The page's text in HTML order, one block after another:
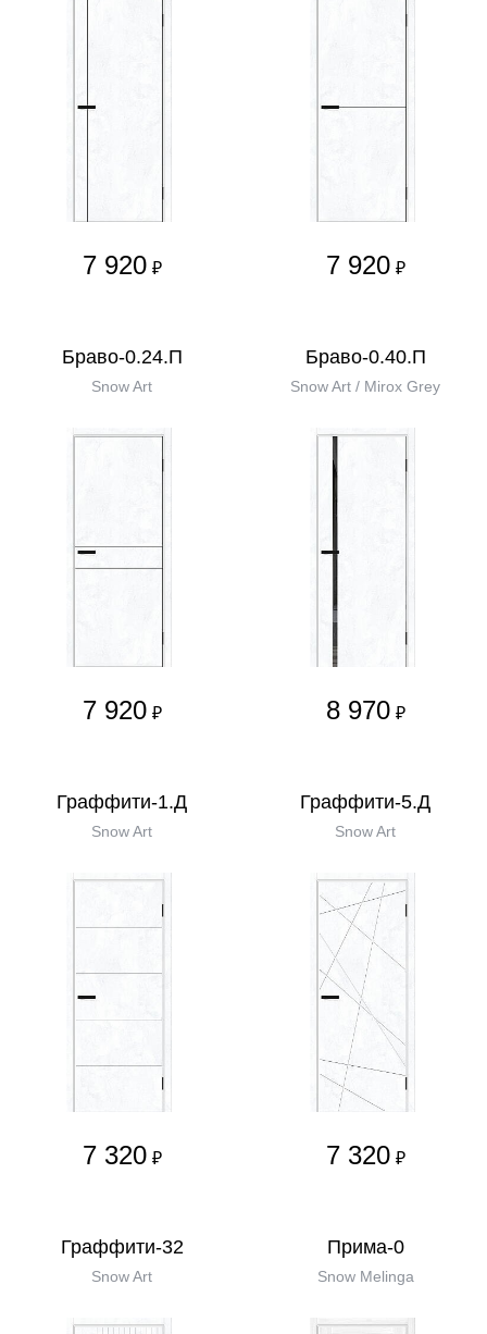
7 920 ₽ 7 920 ₽
Браво-0.24.П
Snow Art
7 920 ₽
Браво-0.40.П
Snow Art / Mirox Grey
8 970 ₽
Граффити-1.Д
Snow Art
7 320 ₽
Граффити-5.Д
Snow Art
7 320 ₽
Граффити-32
Snow Art
Прима-0
Snow Melinga